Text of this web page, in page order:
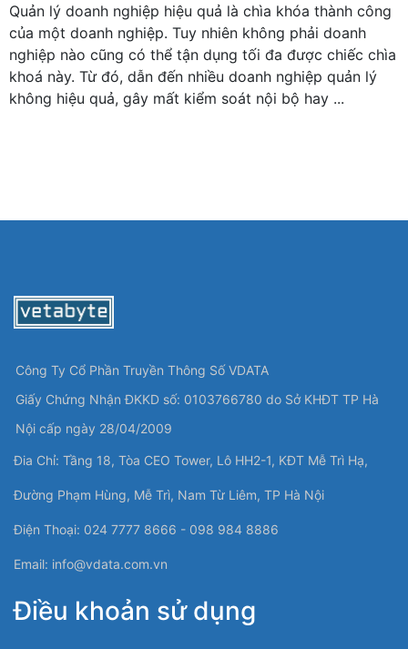
Quản lý doanh nghiệp hiệu quả là chìa khóa thành công
của một doanh nghiệp. Tuy nhiên không phải doanh
nghiệp nào cũng có thể tận dụng tối đa được chiếc chìa
khoá này. Từ đó, dẫn đến nhiều doanh nghiệp quản lý
không hiệu quả, gây mất kiểm soát nội bộ hay ...
Công Ty Cổ Phần Truyền Thông Số VDATA
Giấy Chứng Nhận ĐKKD số: 0103766780 do Sở KHĐT TP Hà
Nội cấp ngày 28/04/2009
Đia Chỉ: Tầng 18, Tòa CEO Tower, Lô HH2-1, KĐT Mễ Trì Hạ,
Đường Phạm Hùng, Mễ Trì, Nam Từ Liêm, TP Hà Nội
Điện Thoại: 024 7777 8666 - 098 984 8886
Email: info@vdata.com.vn
Điều khoản sử dụng